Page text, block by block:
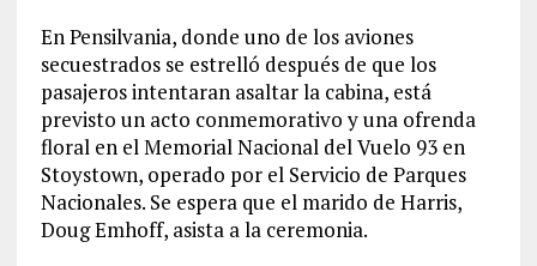
En Pensilvania, donde uno de los aviones
secuestrados se estrelló después de que los
pasajeros intentaran asaltar la cabina, está
previsto un acto conmemorativo y una ofrenda
floral en el Memorial Nacional del Vuelo 93 en
Stoystown, operado por el Servicio de Parques
Nacionales. Se espera que el marido de Harris,
Doug Emhoff, asista a la ceremonia.